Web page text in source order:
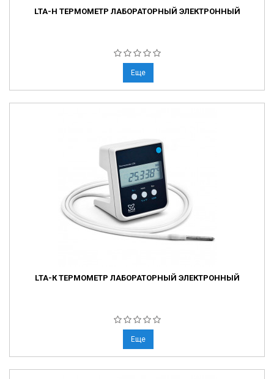
LTA-Н ТЕРМОМЕТР ЛАБОРАТОРНЫЙ ЭЛЕКТРОННЫЙ
Еще
LTA-К ТЕРМОМЕТР ЛАБОРАТОРНЫЙ ЭЛЕКТРОННЫЙ
Еще